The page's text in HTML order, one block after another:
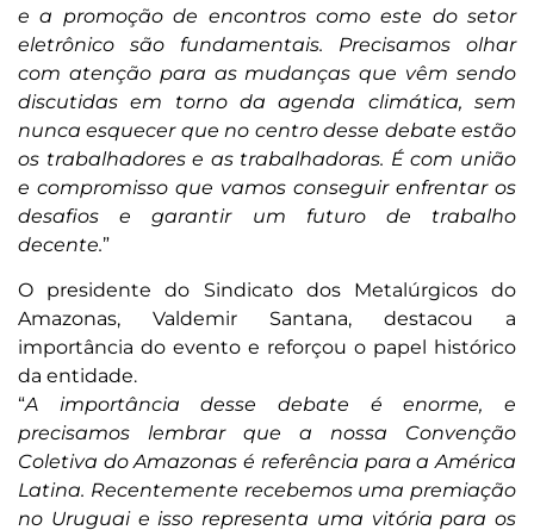
e a promoção de encontros como este do setor
eletrônico são fundamentais. Precisamos olhar
com atenção para as mudanças que vêm sendo
discutidas em torno da agenda climática, sem
nunca esquecer que no centro desse debate estão
os trabalhadores e as trabalhadoras. É com união
e compromisso que vamos conseguir enfrentar os
desafios e garantir um futuro de trabalho
decente.”
O presidente do Sindicato dos Metalúrgicos do
Amazonas, Valdemir Santana, destacou a
importância do evento e reforçou o papel histórico
da entidade.
“A importância desse debate é enorme, e
precisamos lembrar que a nossa Convenção
Coletiva do Amazonas é referência para a América
Latina. Recentemente recebemos uma premiação
no Uruguai e isso representa uma vitória para os